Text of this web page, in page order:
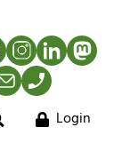
Instagram
LinkedIn
MailTelefon
Login